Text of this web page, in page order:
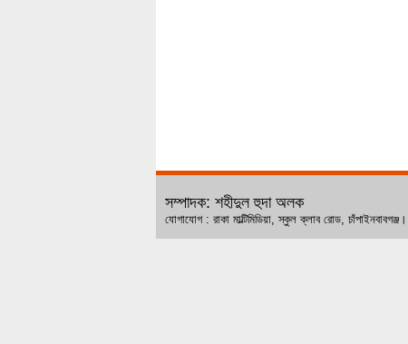
সম্পাদক: শহীদুল হুদা অলক
যোগাযোগ : রাকা মাল্টিমিডিয়া, স্কুল ক্লাব রোড,